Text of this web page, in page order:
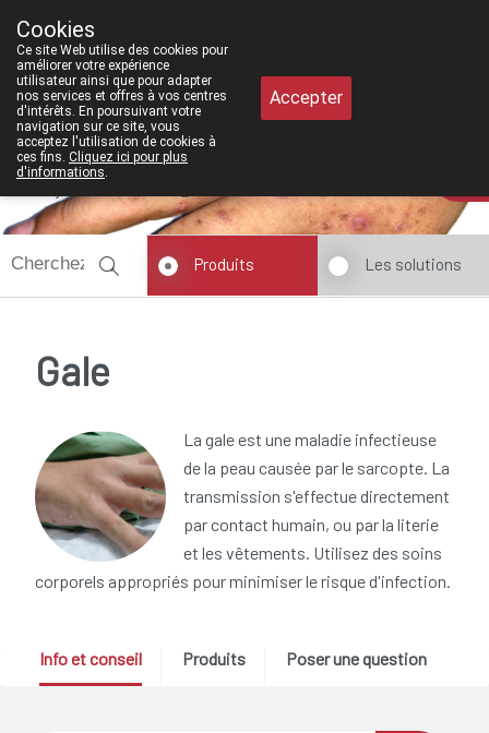
011/610300
Produits Les solutions
Gale
La gale est une maladie infectieuse
de la peau causée par le sarcopte. La
transmission s'effectue directement
par contact humain, ou par la literie
et les vêtements. Utilisez des soins
corporels appropriés pour minimiser le risque d'infection.
Info et conseil Produits Poser une question
Cookies
Ce site Web utilise des cookies pour
améliorer votre expérience
utilisateur ainsi que pour adapter
nos services et offres à vos centres
d'intérêts. En poursuivant votre
navigation sur ce site, vous
acceptez l'utilisation de cookies à
ces fins. Cliquez ici pour plus
d'informations.
Accepter